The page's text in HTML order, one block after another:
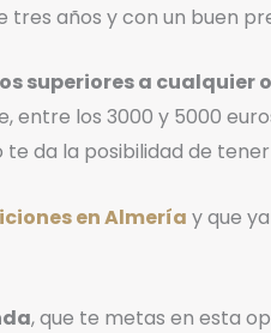
tres años y con un buen
superiores a cualquier
los 3000 y 5000
da la posibilidad de
en Almería y que
, que te metas en esta